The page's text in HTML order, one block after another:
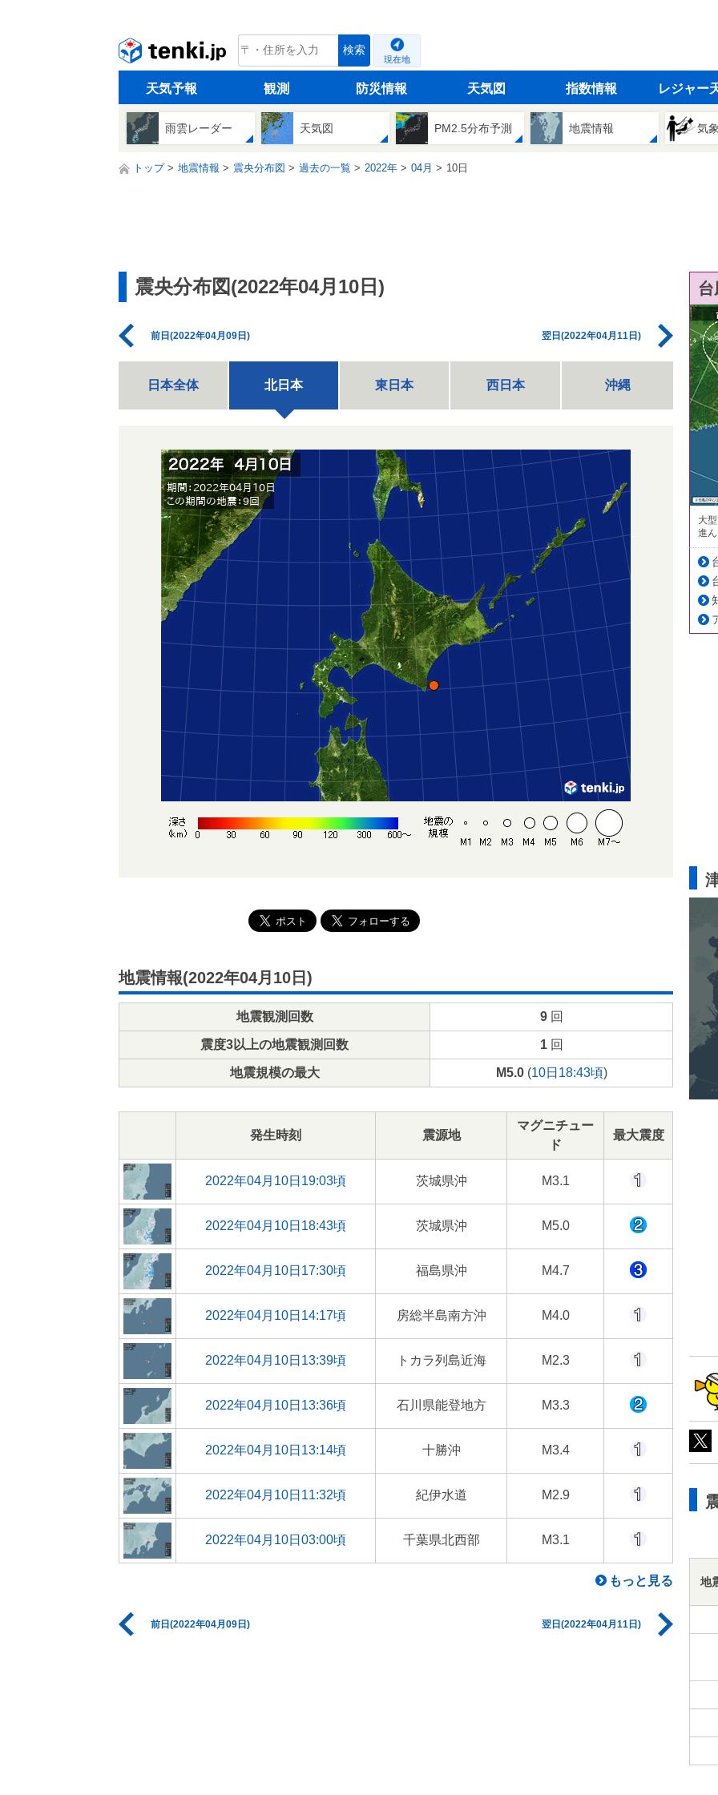
tenki.jp 検索
現在地
天気予報 観測 防災情報 天気図 指数情報 レジャー
雨雲レーダー 天気図 PM2.5分布予測 地震情報 気
トップ 地震情報 震央分布図 過去の一覧 2022年 04月 10日
震央分布図(2022年04月10日)
前日(2022年04月09日) 翌日(2022年04月11日)
日本全体 北日本 東日本 西日本 沖縄
地震情報(2022年04月10日)
地震観測回数 9回
震度3以上の地震観測回数 1回
地震規模の最大 M5.0(10日18:43頃)
発生時刻 震源地
マグニチュー
ド
最大震度
2022年04月10日19:03頃 茨城県沖 M3.1
2022年04月10日18:43頃 茨城県沖 M5.0
2022年04月10日17:30頃 福島県沖 M4.7
2022年04月10日14:17頃 房総半島南方沖 M4.0
2022年04月10日13:39頃 トカラ列島近海 M2.3
2022年04月10日13:36頃 石川県能登地方 M3.3
2022年04月10日13:14頃 十勝沖 M3.4
2022年04月10日11:32頃 紀伊水道 M2.9
2022年04月10日03:00頃 千葉県北西部 M3.1
もっと見る
前日(2022年04月09日) 翌日(2022年04月11日)
大
進
地